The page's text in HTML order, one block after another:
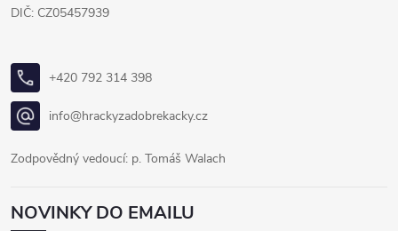
DIČ: CZ05457939
+420 792 314 398
info@hrackyzadobrekacky.cz
Zodpovědný vedoucí: p. Tomáš Walach
NOVINKY DO EMAILU